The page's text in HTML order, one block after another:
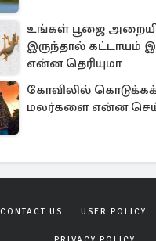
உங்கள் பூஜை
இருந்தால் கட்டாயம்
என்ன தெரியுமா
கோவிலில்
மலர்களை என்ன
CONTACT US USER POLICY